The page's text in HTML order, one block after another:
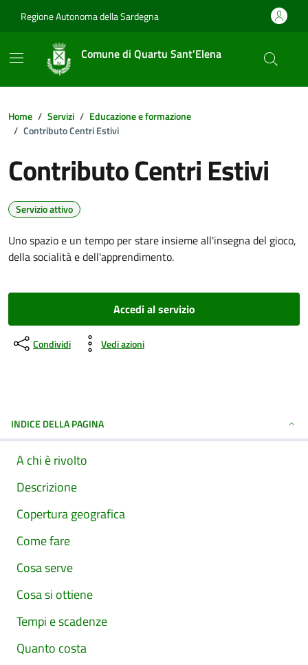
Regione Autonoma della Sardegna
Comune di Quartu Sant'Elena
Home Servizi
Educazione e formazione
Contributo Centri Estivi
Contributo Centri Estivi
Servizio attivo
Uno spazio e un tempo per stare insieme all'insegna del gioco,
della socialità e dell'apprendimento.
Accedi al servizio
Condividi Vedi azioni
INDICE DELLA PAGINA
A chi è rivolto
Descrizione
Copertura geografica
Come fare
Cosa serve
Cosa si ottiene
Tempi e scadenze
Quanto costa